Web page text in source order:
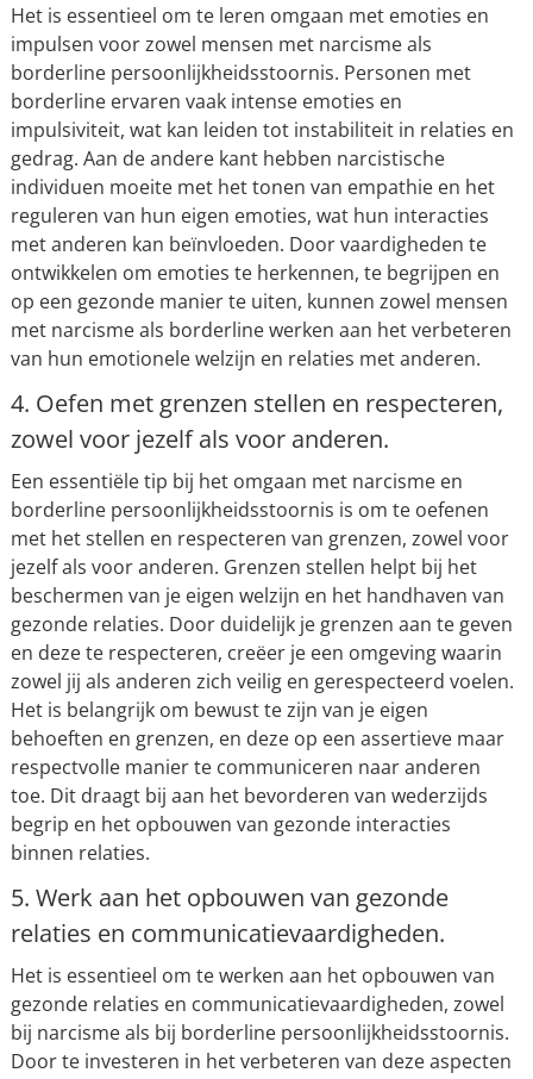
Het is essentieel om te leren omgaan met emoties en
impulsen voor zowel mensen met narcisme als
borderline persoonlijkheidsstoornis. Personen met
borderline ervaren vaak intense emoties en
impulsiviteit, wat kan leiden tot instabiliteit in relaties en
gedrag. Aan de andere kant hebben narcistische
individuen moeite met het tonen van empathie en het
reguleren van hun eigen emoties, wat hun interacties
met anderen kan beïnvloeden. Door vaardigheden te
ontwikkelen om emoties te herkennen, te begrijpen en
op een gezonde manier te uiten, kunnen zowel mensen
met narcisme als borderline werken aan het verbeteren
van hun emotionele welzijn en relaties met anderen.
4. Oefen met grenzen stellen en respecteren,
zowel voor jezelf als voor anderen.
Een essentiële tip bij het omgaan met narcisme en
borderline persoonlijkheidsstoornis is om te oefenen
met het stellen en respecteren van grenzen, zowel voor
jezelf als voor anderen. Grenzen stellen helpt bij het
beschermen van je eigen welzijn en het handhaven van
gezonde relaties. Door duidelijk je grenzen aan te geven
en deze te respecteren, creëer je een omgeving waarin
zowel jij als anderen zich veilig en gerespecteerd voelen.
Het is belangrijk om bewust te zijn van je eigen
behoeften en grenzen, en deze op een assertieve maar
respectvolle manier te communiceren naar anderen
toe. Dit draagt bij aan het bevorderen van wederzijds
begrip en het opbouwen van gezonde interacties
binnen relaties.
5. Werk aan het opbouwen van gezonde
relaties en communicatievaardigheden.
Het is essentieel om te werken aan het opbouwen van
gezonde relaties en communicatievaardigheden, zowel
bij narcisme als bij borderline persoonlijkheidsstoornis.
Door te investeren in het verbeteren van deze aspecten